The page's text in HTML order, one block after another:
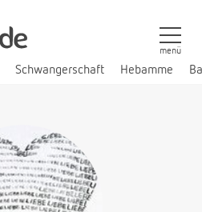
Schwangerschaft Hebamme
menü